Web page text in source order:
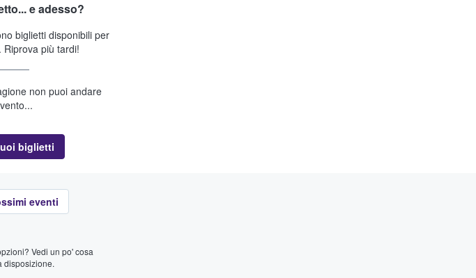
e adesso?
biglietti disponibili per
più tardi!
non puoi andare
biglietti
eventi
Vedi un po' cosa
disposizione.